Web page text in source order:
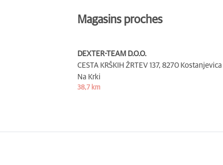
Magasins proches
DEXTER-TEAM D.O.O.
CESTA KRŠKIH ŽRTEV 137, 8270 Kostanjevica
Na Krki
38,7 km